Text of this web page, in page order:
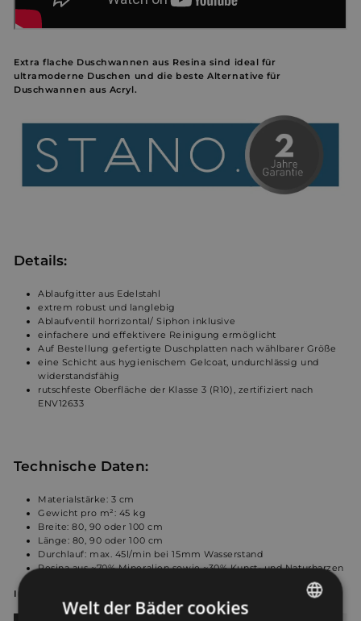
Extra flache Duschwannen aus Resina sind ideal für
ultramoderne Duschen und die beste Alternative für
Duschwannen aus Acryl.
Details:
Ablaufgitter aus Edelstahl
extrem robust und langlebig
Ablaufventil horrizontal/ Siphon inklusive
einfachere und effektivere Reinigung ermöglicht
Auf Bestellung gefertigte Duschplatten nach wählbarer Größe
eine Schicht aus hygienischem Gelcoat, undurchlässig und
widerstandsfähig
rutschfeste Oberfläche der Klasse 3 (R10), zertifiziert nach
ENV12633
Technische Daten:
Materialstärke: 3 cm
Gewicht pro m²: 45 kg
Breite: 80, 90 oder 100 cm
Länge: 80, 90 oder 100 cm
Durchlauf: max. 45l/min bei 15mm Wasserstand
Resina aus ~70% Mineralien sowie ~30% Kunst- und Naturharzen
In fünf Farben erhältlich
Welt der Bäder cookies